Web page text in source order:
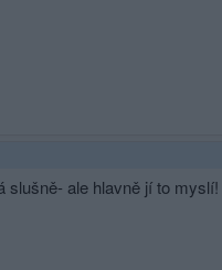
slušně- ale hlavně jí to myslí!